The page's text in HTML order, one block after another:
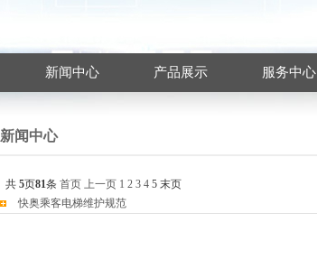
新闻中心 产品展示 服务中心
新闻中心
共 5页81条 首页 上一页 1 2 3 4 5 末页
快奥乘客电梯维护规范